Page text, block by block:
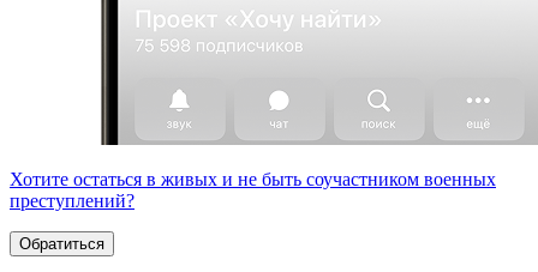
Хотите остаться в живых и не быть соучастником военных
преступлений?
Обратиться